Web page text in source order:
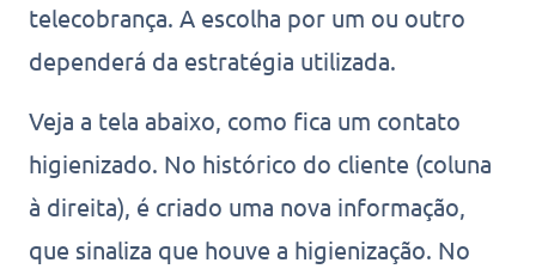
telecobrança. A escolha por um ou outro
dependerá da estratégia utilizada.
Veja a tela abaixo, como fica um contato
higienizado. No histórico do cliente (coluna
à direita), é criado uma nova informação,
que sinaliza que houve a higienização. No